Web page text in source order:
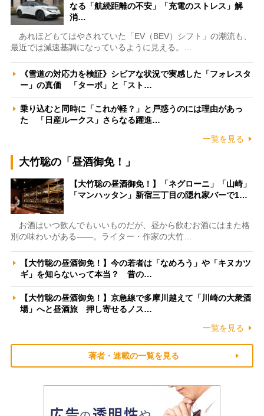
なる「航続距離の不安」「充電のストレス」解
消…
あれほどもてはやされていた「EV（BEV）シフト」の潮流も、
最近では減速基調になっているように見える。…
《雪道の対応力を検証》シビアな状況で実感した「フォレスタ
ー」の真価 「ターボ」と「スト…
乗り込むと同時に「これが軽？」と戸惑うのには理由があっ
た 「日産ルークス」さらなる躍進…
一覧を見る
大竹聡の「昼酒御免！」
【大竹聡の昼酒御免！】「ネグローニ」「山崎」
「マンハッタン」新宿三丁目の隠れ家バーで1…
お酒はいつ飲んでもいいものだが、昼から飲むお酒にはまた格
別の味わいがある――。ライター・作家の大竹…
【大竹聡の昼酒御免！】今の若者は「なめろう」や「キヌカツ
ギ」を知らないって本当？ 昔の…
【大竹聡の昼酒御免！】京急線で多摩川越えて「川崎の大衆酒
場」へと昼酒旅 押し寄せるノス…
一覧を見る
著者・連載の一覧を見る